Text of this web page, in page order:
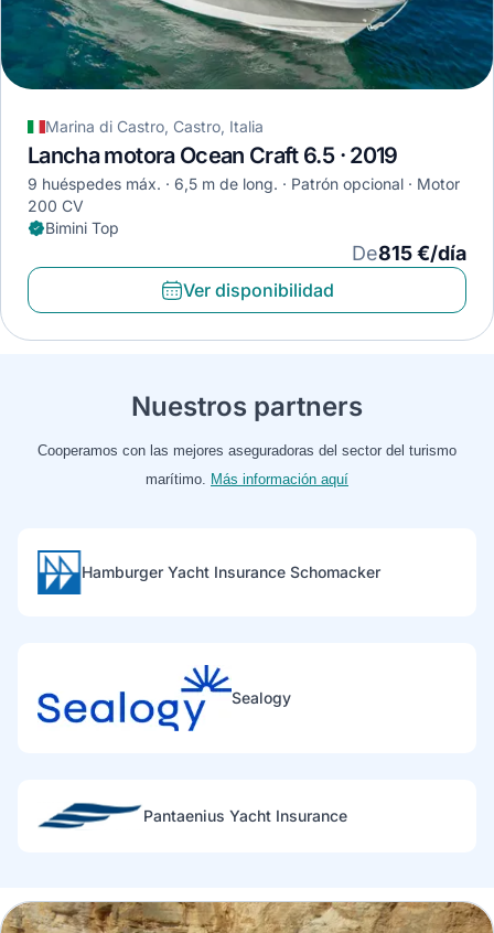
Marina di Castro, Castro, Italia
Lancha motora Ocean Craft 6.5 · 2019
9 huéspedes máx. 6,5 m de long. Patrón opcional
Motor
200 CV
Bimini Top
De815 €/día
Ver disponibilidad
Nuestros partners
Cooperamos con las mejores aseguradoras del sector del turismo
marítimo. Más información aquí
Hamburger Yacht Insurance Schomacker
Sealogy
Pantaenius Yacht Insurance